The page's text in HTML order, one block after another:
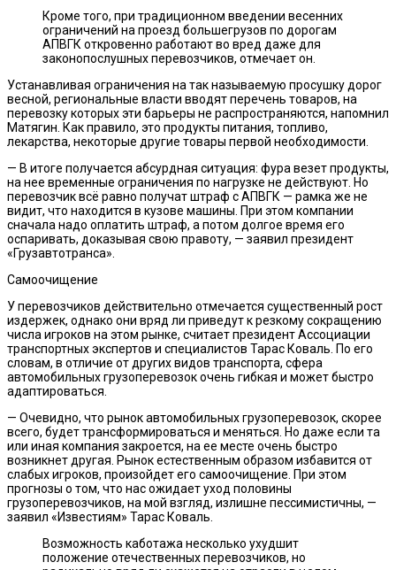
Кроме того, при традиционном введении весенних
ограничений на проезд большегрузов по дорогам
АПВГК откровенно работают во вред даже для
законопослушных перевозчиков, отмечает он.
Устанавливая ограничения на так называемую просушку дорог
весной, региональные власти вводят перечень товаров, на
перевозку которых эти барьеры не распространяются, напомнил
Матягин. Как правило, это продукты питания, топливо,
лекарства, некоторые другие товары первой необходимости.
— В итоге получается абсурдная ситуация: фура везет продукты,
на нее временные ограничения по нагрузке не действуют. Но
перевозчик всё равно получат штраф с АПВГК — рамка же не
видит, что находится в кузове машины. При этом компании
сначала надо оплатить штраф, а потом долгое время его
оспаривать, доказывая свою правоту, — заявил президент
«Грузавтотранса».
Самоочищение
У перевозчиков действительно отмечается существенный рост
издержек, однако они вряд ли приведут к резкому сокращению
числа игроков на этом рынке, считает президент Ассоциации
транспортных экспертов и специалистов Тарас Коваль. По его
словам, в отличие от других видов транспорта, сфера
автомобильных грузоперевозок очень гибкая и может быстро
адаптироваться.
— Очевидно, что рынок автомобильных грузоперевозок, скорее
всего, будет трансформироваться и меняться. Но даже если та
или иная компания закроется, на ее месте очень быстро
возникнет другая. Рынок естественным образом избавится от
слабых игроков, произойдет его самоочищение. При этом
прогнозы о том, что нас ожидает уход половины
грузоперевозчиков, на мой взгляд, излишне пессимистичны, —
заявил «Известиям» Тарас Коваль.
Возможность каботажа несколько ухудшит
положение отечественных перевозчиков, но